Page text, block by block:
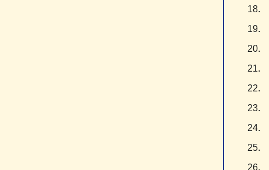
18.
19.
20.
21.
22.
23.
24.
25.
26.